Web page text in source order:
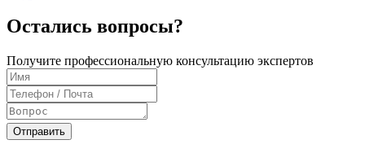
Остались вопросы?
Получите профессиональную консультацию экспертов
Отправить